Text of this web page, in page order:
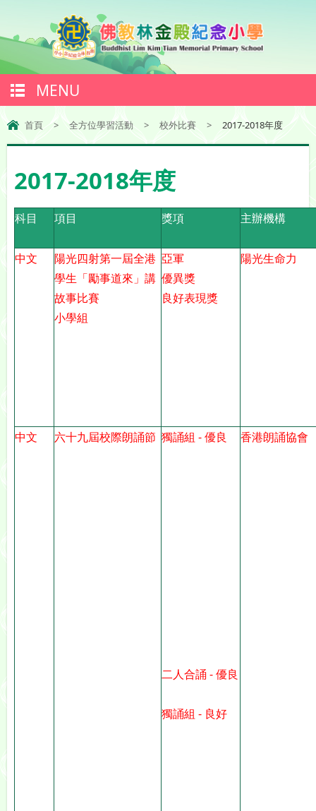
MENU
首頁 > 全方位學習活動 > 校外比賽 > 2017-2018年度
2017-2018年度
科目 項目 獎項 主辦機構
中文
陽光四射第一屆全港
學生「勵事道來」講
故事比賽
小學組
亞軍
優異獎
良好表現獎
陽光生命力
中文 六十九屆校際朗誦節 獨誦組 - 優良
二人合誦 - 優良
獨誦組 - 良好
香港朗誦協會